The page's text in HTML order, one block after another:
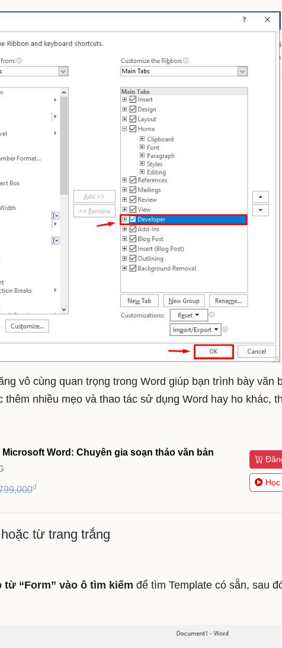
vô cùng quan trọng trong Word giúp bạn trình bày văn
nhiều mẹo và thao tác sử dụng Word hay ho khác,
Word: Chuyên gia soạn thảo văn bản
đ
từ trang trắng
“Form” vào ô tìm kiếm để tìm Template có sẵn, sau